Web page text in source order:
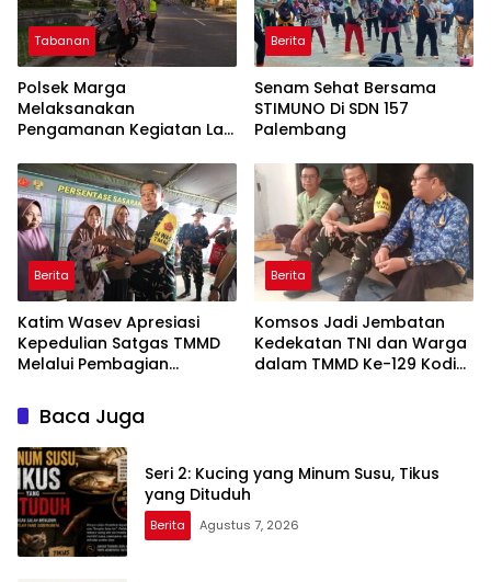
Tabanan
Polsek Marga
Melaksanakan
Pengamanan Kegiatan Lari
Berita
Senam Sehat Bersama
STIMUNO Di SDN 157
Palembang
Berita
Katim Wasev Apresiasi
Kepedulian Satgas TMMD
Melalui Pembagian
Berita
Komsos Jadi Jembatan
Kedekatan TNI dan Warga
dalam TMMD Ke-129 Kodim
Baca Juga
Seri 2: Kucing yang Minum Susu, Tikus
yang Dituduh
Berita Agustus 7, 2026